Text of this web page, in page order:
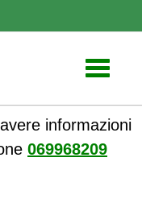
Toggle
informazioni
069968209